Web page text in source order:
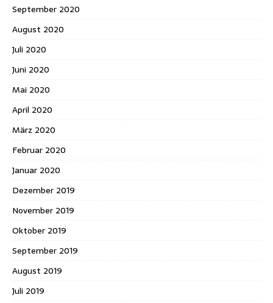
September 2020
August 2020
Juli 2020
Juni 2020
Mai 2020
April 2020
März 2020
Februar 2020
Januar 2020
Dezember 2019
November 2019
Oktober 2019
September 2019
August 2019
Juli 2019